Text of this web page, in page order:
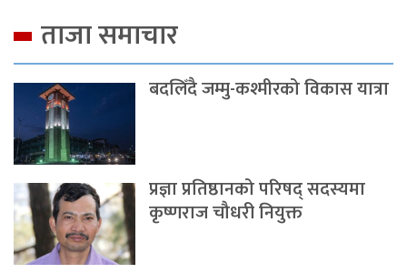
ताजा समाचार
बदलिँदै जम्मु-कश्मीरको विकास यात्रा
प्रज्ञा प्रतिष्ठानको परिषद् सदस्यमा
कृष्णराज चौधरी नियुक्त